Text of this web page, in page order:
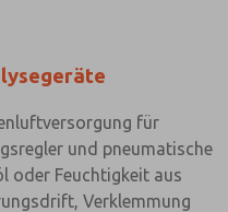
für
und pneumatische
oder Feuchtigkeit aus
Verklemmung